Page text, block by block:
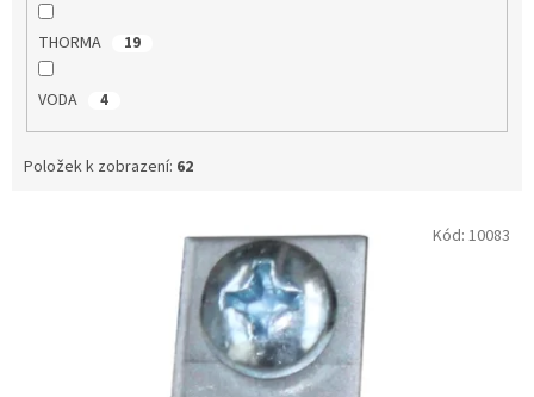
THORMA 19
VODA 4
Položek k zobrazení: 62
Kód: 10083